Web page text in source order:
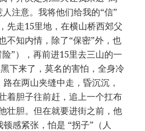
注意。我将他们给我的“信”
先走15里地，在横山桥西郊父
不知内情，除了“保密”外，也
”），再前进15里去三山的一
下来了，莫名的害怕，全身冷
在两山夹缝中走，昏沉沉，
着胆子往前赶，追上一个扛布
壮胆。但在就要进街之前，他
感紧张，怕是 “拐子”（人